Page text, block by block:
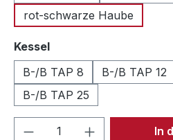
rot-schwarze Haube
Kesselauswählen
B-/B TAP 8
B-/B TAP 12
B-/B TAP 25
Produkt Anzahl: In